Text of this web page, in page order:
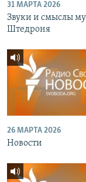
31 МАРТА 2026
Звуки и смыслы
Штедроня
26 МАРТА 2026
Новости